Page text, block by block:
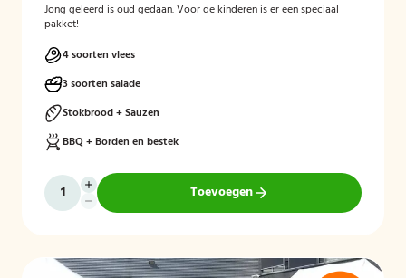
Jong geleerd is oud gedaan. Voor de kinderen is er een speciaal
pakket!
4 soorten vlees
3 soorten salade
Stokbrood + Sauzen
BBQ + Borden en bestek
Toevoegen